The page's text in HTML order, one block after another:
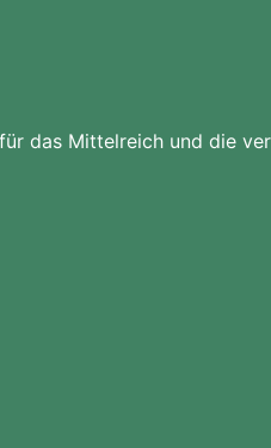
das Mittelreich und die